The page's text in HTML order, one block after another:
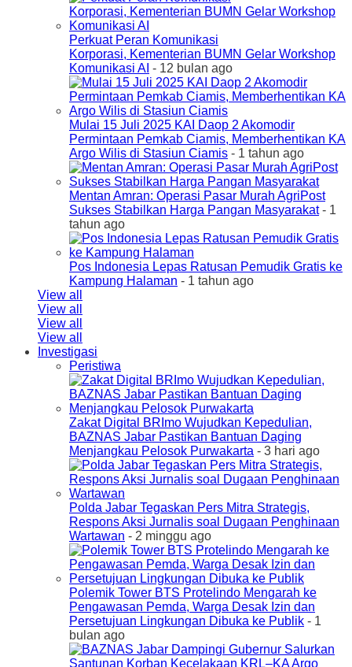
Perkuat Peran Komunikasi
Korporasi, Kementerian BUMN Gelar Workshop
Komunikasi AI - 12 bulan ago
Mulai 15 Juli 2025 KAI Daop 2 Akomodir
Permintaan Pemkab Ciamis, Memberhentikan KA
Argo Wilis di Stasiun Ciamis - 1 tahun ago
Mentan Amran: Operasi Pasar Murah AgriPost
Sukses Stabilkan Harga Pangan Masyarakat- 1
tahun ago
Pos Indonesia Lepas Ratusan Pemudik Gratis ke
Kampung Halaman - 1 tahun ago
View all
View all
View all
View all
Investigasi
Peristiwa
Zakat Digital BRImo Wujudkan Kepedulian,
BAZNAS Jabar Pastikan Bantuan Daging
Menjangkau Pelosok Purwakarta - 3 hari ago
Polda Jabar Tegaskan Pers Mitra Strategis,
Respons Aksi Jurnalis soal Dugaan Penghinaan
Wartawan - 2 minggu ago
Polemik Tower BTS Protelindo Mengarah ke
Pengawasan Pemda, Warga Desak Izin dan
Persetujuan Lingkungan Dibuka ke Publik - 1
bulan ago